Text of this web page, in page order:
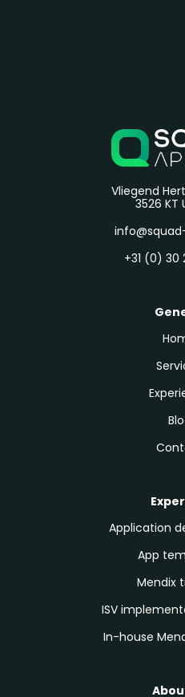
Vliegend
3526 KT
+31 (0) 30
Application
App
Mendix
ISV
In-house